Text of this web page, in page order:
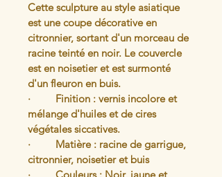
Cette sculpture au style asiatique
est une coupe décorative en
citronnier, sortant d'un morceau de
racine teinté en noir. Le couvercle
est en noisetier et est surmonté
d'un fleuron en buis.
·	Finition : vernis incolore et
mélange d'huiles et de cires
végétales siccatives.
·         Matière : racine de garrigue,
citronnier, noisetier et buis